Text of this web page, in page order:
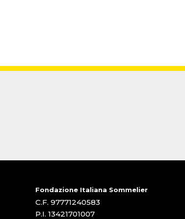
Fondazione Italiana Sommelier
C.F. 97771240583
P.I. 13421701007